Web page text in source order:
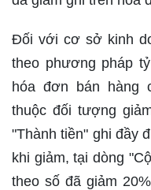
Đối với cơ sở kinh
theo phương pháp
hóa đơn bán hàng
thuộc đối tượng
"Thành tiền" ghi đầy
khi giảm, tại dòng
theo số đã giảm